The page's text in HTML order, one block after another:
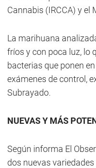
Cannabis (IRCCA) y el
La marihuana
fríos y con poca luz, lo
bacterias que ponen
exámenes de control,
Subrayado.
NUEVAS Y MÁS
Según informa El
dos nuevas